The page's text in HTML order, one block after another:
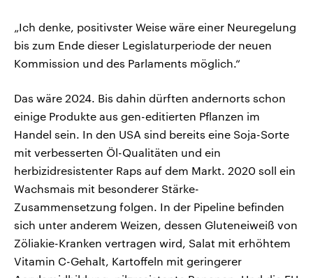
„Ich denke, positivster Weise wäre einer Neuregelung
bis zum Ende dieser Legislaturperiode der neuen
Kommission und des Parlaments möglich.“
Das wäre 2024. Bis dahin dürften andernorts schon
einige Produkte aus gen-editierten Pflanzen im
Handel sein. In den USA sind bereits eine Soja-Sorte
mit verbesserten Öl-Qualitäten und ein
herbizidresistenter Raps auf dem Markt. 2020 soll ein
Wachsmais mit besonderer Stärke-
Zusammensetzung folgen. In der Pipeline befinden
sich unter anderem Weizen, dessen Gluteneiweiß von
Zöliakie-Kranken vertragen wird, Salat mit erhöhtem
Vitamin C-Gehalt, Kartoffeln mit geringerer